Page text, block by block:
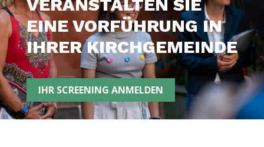
VERANSTALTEN SIE
EINE VORFÜHRUNG IN
IHRER KIRCHGEMEINDE
IHR SCREENING ANMELDEN